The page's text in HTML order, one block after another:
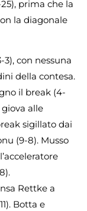
prima che la
la diagonale
con nessuna
della contesa.
il break (4-
alle
sigillato dai
(9-8). Musso
Rettke a
Botta e